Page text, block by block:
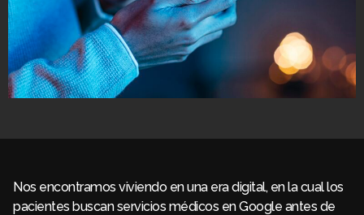
Nos encontramos viviendo en una era digital, en la cual los
pacientes buscan servicios médicos en Google antes de